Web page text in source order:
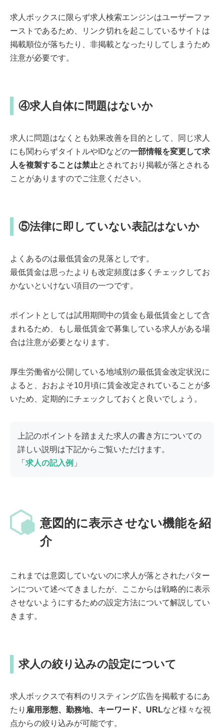
求人ボックスに限らず求人検索エンジンはユーザーファ
ーストであるため、リンク切れを起こしているサイトは
掲載順位が落ちたり、非掲載となったりしてしまうため
注意が必要です。
④求人自体に問題はないか
求人に問題はなくとも効果改善を目的として、同じ求人
にも関わらずタイトルやIDなどの一部情報を変更して求
人を複製することは禁止とされており掲載が落とされる
ことがありますのでご注意ください。
⑤法律に即していない表記はないか
よくあるのは最低賃金の見落としです。
最低賃金は思ったよりも改定頻度は多くチェックしてお
かないといけない項目の一つです。
ポイントとしては試用期間中の賃金も最低賃金として含
まれるため、もし最低賃金で募集している求人がある場
合は注意が必要となります。
厚生労働省が公開している地域別の最低賃金改定状況に
よると、おおよそ10月頃に賃金改定されていることが多
いため、定期的にチェックしておくと良いでしょう。
上記のポイントを踏まえた求人の書き方についての
詳しい説明は下記からご覧いただけます。
「 求人の記入例 」
意図的に表示させない機能を紹
介
これまでは意図していないのに求人が落とされたパター
ンについて述べてきましたが、ここからは戦略的に表示
させないようにするための設定方法について解説してい
きます。
求人の絞り込みの設定について
求人ボックスで有料のリスティング広告を掲載するにあ
たり 雇用形態、勤務地、キーワード、URLなど様々な視
点からの絞り込みが可能です。